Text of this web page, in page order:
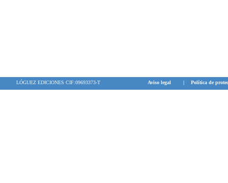
LÓGUEZ EDICIONES CIF:09693373-T Aviso legal | Política de